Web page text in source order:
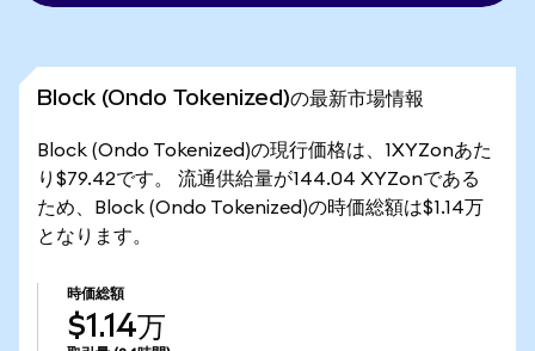
Block (Ondo Tokenized)の最新市場情報
Block (Ondo Tokenized)の現行価格は、1XYZonあた
り$79.42です。 流通供給量が144.04 XYZonである
ため、Block (Ondo Tokenized)の時価総額は$1.14万
となります。
時価総額
$1.14万